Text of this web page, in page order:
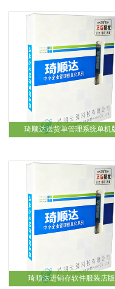
琦顺达送货单管理系统单机
琦顺达进销存软件服装店版